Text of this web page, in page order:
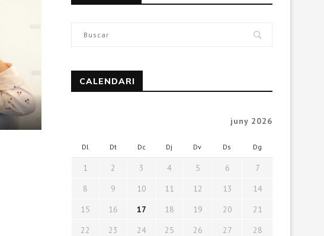
CALENDARI
juny 2026
Dl Dt Dc Dj Dv Ds Dg
1 2 3 4 5 6
7
8
9 10 11 12 13
14
15
16 17 18 19 20
21
22
23 24 25 26 27
28